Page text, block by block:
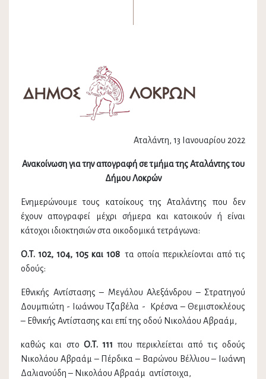
Αταλάντη, 13 Ιανουαρίου 2022
Ανακοίνωση για την απογραφή σε τμήμα της Αταλάντης του
Δήμου Λοκρών
Ενημερώνουμε τους κατοίκους της Αταλάντης που δεν
έχουν απογραφεί μέχρι σήμερα και κατοικούν ή είναι
κάτοχοι ιδιοκτησιών στα οικοδομικά τετράγωνα:
Ο.Τ. 102, 104, 105 και 108τα οποία περικλείονται από τις
οδούς:
Εθνικής Αντίστασης – Μεγάλου Αλεξάνδρου – Στρατηγού
Δουμπιώτη - Ιωάννου Τζαβέλα - Κρέσνα – Θεμιστοκλέους
– Εθνικής Αντίστασης και επί της οδού Νικολάου Αβραάμ,
καθώς και στο Ο.Τ. 111 που περικλείεται από τις οδούς
Νικολάου Αβραάμ – Πέρδικα – Βαρώνου Βέλλιου – Ιωάννη
Δαλιανούδη – Νικολάου Αβραάμ αντίστοιχα,